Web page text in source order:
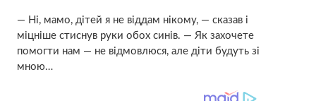
— Ні, мамо, дітей я не віддам нікому, — сказав і
міцніше стиснув руки обох синів. — Як захочете
помогти нам — не відмовлюся, але діти будуть зі
мною…